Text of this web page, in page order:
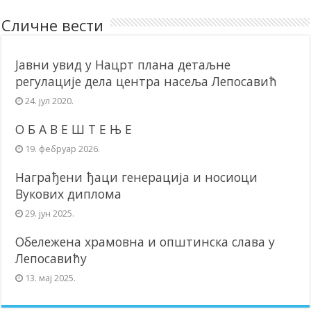
Сличне вести
Јавни увид у Нацрт плана детаљне
регулације дела центра насеља Лепосавић
24. јул 2020.
О Б А В Е Ш Т Е Њ Е
19. фебруар 2026.
Награђени ђаци генерација и носиоци
Вукових диплома
29. јун 2025.
Обележена храмовна и општинска слава у
Лепосавићу
13. мај 2025.